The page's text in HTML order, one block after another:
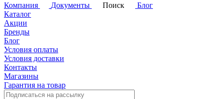
Компания
Документы Поиск
Блог
Каталог
Акции
Бренды
Блог
Условия оплаты
Условия доставки
Контакты
Магазины
Гарантия на товар